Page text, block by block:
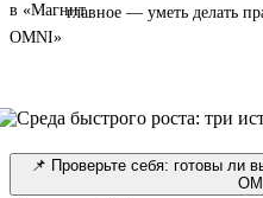
главное — уметь делать
📌 Проверьте себя: готовы ли